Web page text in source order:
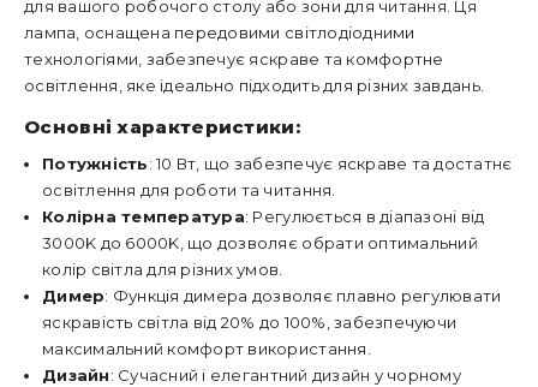
для вашого робочого столу або зони для читання. Ця
лампа, оснащена передовими світлодіодними
технологіями, забезпечує яскраве та комфортне
освітлення, яке ідеально підходить для різних завдань.
Основні характеристики:
Потужність: 10 Вт, що забезпечує яскраве та достатнє
освітлення для роботи та читання.
Колірна температура: Регулюється в діапазоні від
3000K до 6000K, що дозволяє обрати оптимальний
колір світла для різних умов.
Димер: Функція димера дозволяє плавно регулювати
яскравість світла від 20% до 100%, забезпечуючи
максимальний комфорт використання.
Дизайн: Сучасний і елегантний дизайн у чорному